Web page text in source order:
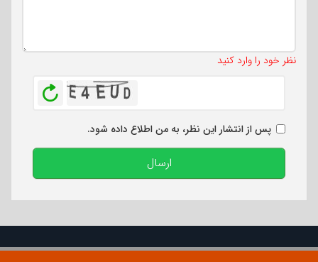
نظر خود را وارد کنید
پس از انتشار این نظر، به من اطلاع داده شود.
ارسال